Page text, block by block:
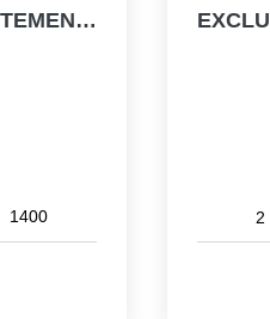
EXCLUSIVITE THIAIS - APPARTEMENT 3 PIECES - COURS SAINTE...
1400 2